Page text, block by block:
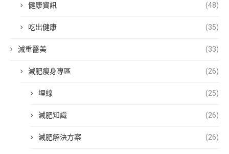
健康資訊 (48)
吃出健康 (35)
減重醫美 (33)
減肥瘦身專區 (26)
埋線 (25)
減肥知識 (26)
減肥解決方案 (26)